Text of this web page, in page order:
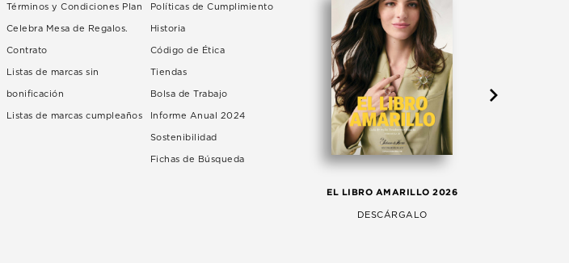
Términos y Condiciones Plan
Celebra Mesa de Regalos.
Contrato
Listas de marcas sin
bonificación
Listas de marcas cumpleaños
Políticas de Cumplimiento
Historia
Código de Ética
Tiendas
Bolsa de Trabajo
Informe Anual 2024
Sostenibilidad
Fichas de Búsqueda
EL LIBRO AMARILLO 2026
DESCÁRGALO